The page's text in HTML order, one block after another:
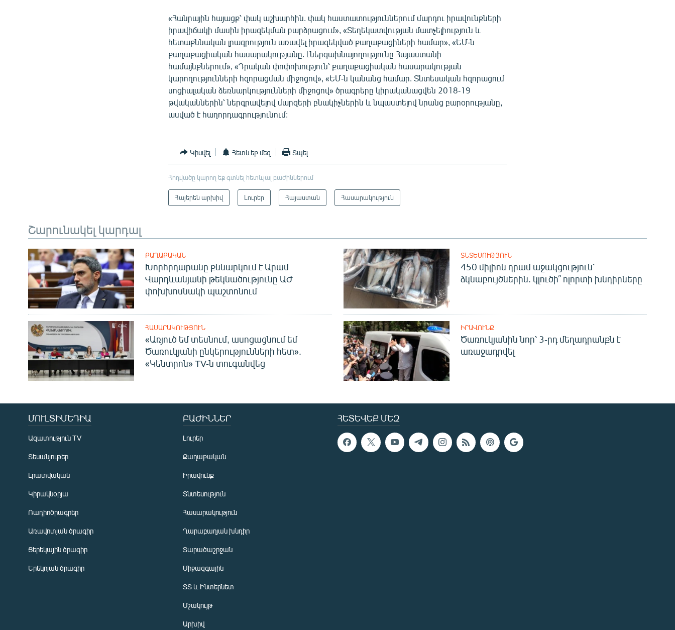
«Հանրային հայացք՝ փակ աշխարհին. փակ հաստատություններում մարդու իրավունքների
իրավիճակի մասին իրազեկման բարձրացում», «Տեղեկատվության մատչելիություն և
հետաքննական լրագրություն առավել իրազեկված քաղաքացիների համար», «ԵՄ-ն
քաղաքացիական հասարակությանը. էներգախնայողությունը Հայաստանի
համայնքներում», «Դրական փոփոխություն՝ քաղաքացիական հասարակության
կարողությունների հզորացման միջոցով», «ԵՄ-ն կանանց համար. Տնտեսական հզորացում
սոցիալական ձեռնարկությունների միջոցով» ծրագրերը կիրականացվեն 2018-19
թվականներին՝ ներգրավելով մարզերի բնակիչներին և նպաստելով նրանց բարօրությանը,
ասված է հաղորդագրությունում:
Կիսվել Հետևեք մեզ Տպել
Հոդվածը կարող եք գտնել հետևյալ բաժիններում
Հայերեն արխիվ Լուրեր Հայաստան Հասարակություն
Շարունակել կարդալ
ՔԱՂԱՔԱԿԱՆ
Խորհրդարանը քննարկում է Արամ
Վարդևանյանի թեկնածությունը ԱԺ
փոխխոսնակի պաշտոնում
ՏՆՏԵՍՈՒԹՅՈՒՆ
450 միլիոն դրամ աջակցություն՝
ձկնաբույծներին. կլուծի՞ ոլորտի խնդիրները
ՀԱՍԱՐԱԿՈՒԹՅՈՒՆ
«Առյուծ եմ տեսնում, ասոցացնում եմ
Ծառուկյանի ընկերությունների հետ».
«Կենտրոն» TV-ն տուգանվեց
ԻՐԱՎՈՒՆՔ
Ծառուկյանին նոր՝ 3-րդ մեղադրանքն է
առաջադրվել
ՀԵՏԵՎԵՔ ՄԵԶ
ՄՈՒԼՏԻՄԵԴԻԱ
Ազատություն TV
Տեսանյութեր
Լրատվական
Կիրակնօրյա
Ռադիոծրագրեր
Առավոտյան ծրագիր
Ցերեկային ծրագիր
Երեկոյան ծրագիր
ԲԱԺԻՆՆԵՐ
Լուրեր
Քաղաքական
Իրավունք
Տնտեսություն
Հասարակություն
Ղարաբաղյան խնդիր
Տարածաշրջան
Միջազգային
ՏՏ և Ինտերնետ
Մշակույթ
Արխիվ